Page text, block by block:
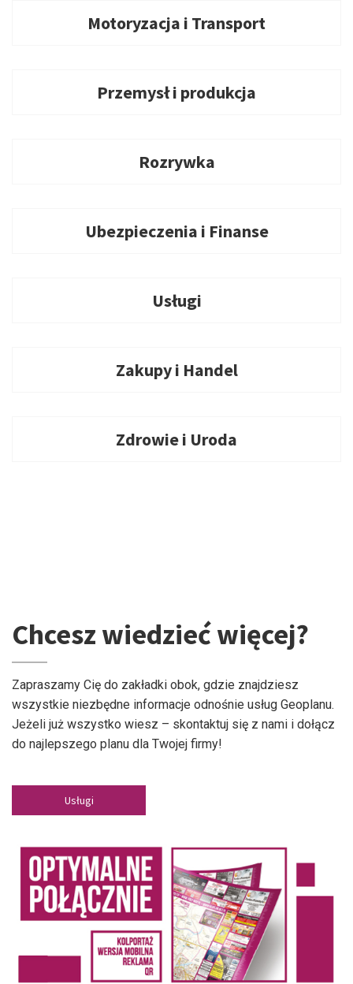
Motoryzacja i Transport
Przemysł i produkcja
Rozrywka
Ubezpieczenia i Finanse
Usługi
Zakupy i Handel
Zdrowie i Uroda
Chcesz wiedzieć więcej?
Zapraszamy Cię do zakładki obok, gdzie znajdziesz
wszystkie niezbędne informacje odnośnie usług Geoplanu.
Jeżeli już wszystko wiesz – skontaktuj się z nami i dołącz
do najlepszego planu dla Twojej firmy!
Usługi